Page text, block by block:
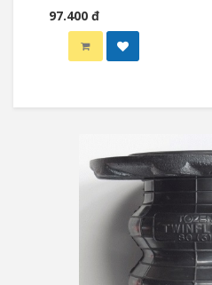
97.400 đ